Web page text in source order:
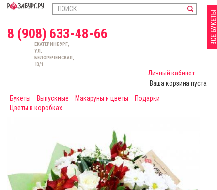
8 (908) 633-48-66
ЕКАТЕРИНБУРГ,
УЛ.
БЕЛОРЕЧЕНСКАЯ,
13/1
Личный кабинет
Ваша корзина пуста
Букеты
Выпускные Макаруны и цветы
Подарки
Цветы в коробках